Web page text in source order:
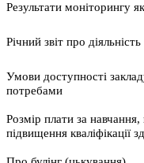
Результати моніторингу
Річний звіт про
Умови доступності
потребами
Розмір плати за навчання,
підвищення кваліфікації